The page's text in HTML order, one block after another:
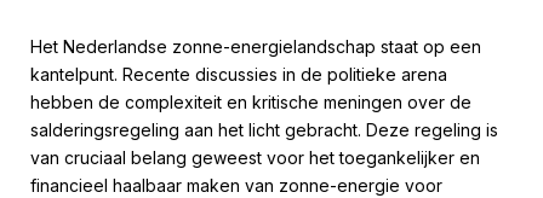
Het Nederlandse zonne-energielandschap staat op een
kantelpunt. Recente discussies in de politieke arena
hebben de complexiteit en kritische meningen over de
salderingsregeling aan het licht gebracht. Deze regeling is
van cruciaal belang geweest voor het toegankelijker en
financieel haalbaar maken van zonne-energie voor